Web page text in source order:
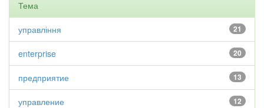
Тема
21
управління
20
enterprise
13
предприятие
12
управление